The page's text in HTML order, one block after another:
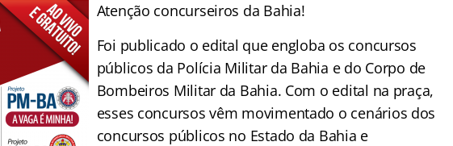
Atenção concurseiros da Bahia!
Foi publicado o edital que engloba os concursos
públicos da Polícia Militar da Bahia e do Corpo de
Bombeiros Militar da Bahia. Com o edital na praça,
esses concursos vêm movimentado o cenários dos
concursos públicos no Estado da Bahia e